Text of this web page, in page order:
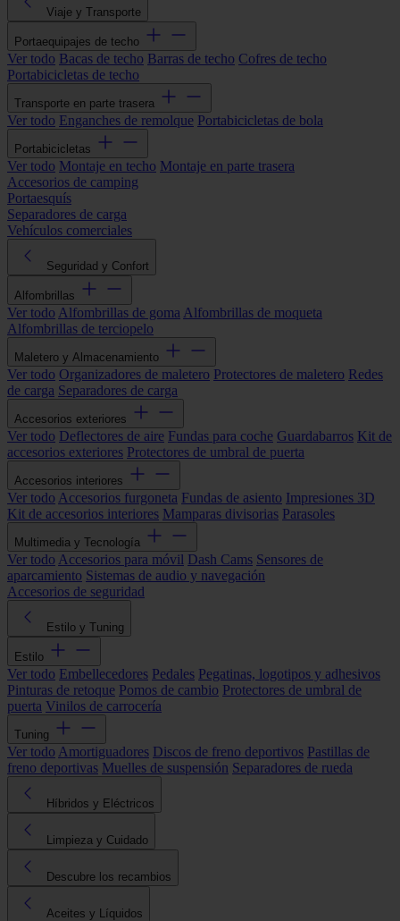
Viaje y Transporte
Portaequipajes de techo
Ver todo Bacas de techo Barras de techo Cofres de techo
Portabicicletas de techo
Transporte en parte trasera
Ver todo Enganches de remolque Portabicicletas de bola
Portabicicletas
Ver todo Montaje en techo Montaje en parte trasera
Accesorios de camping
Portaesquís
Separadores de carga
Vehículos comerciales
Seguridad y Confort
Alfombrillas
Ver todo Alfombrillas de goma Alfombrillas de moqueta
Alfombrillas de terciopelo
Maletero y Almacenamiento
Ver todo Organizadores de maletero Protectores de maletero Redes
de carga Separadores de carga
Accesorios exteriores
Ver todo Deflectores de aire Fundas para coche Guardabarros Kit de
accesorios exteriores Protectores de umbral de puerta
Accesorios interiores
Ver todo Accesorios furgoneta Fundas de asiento Impresiones 3D
Kit de accesorios interiores Mamparas divisorias Parasoles
Multimedia y Tecnología
Ver todo Accesorios para móvil Dash Cams Sensores de
aparcamiento Sistemas de audio y navegación
Accesorios de seguridad
Estilo y Tuning
Estilo
Ver todo Embellecedores Pedales Pegatinas, logotipos y adhesivos
Pinturas de retoque Pomos de cambio Protectores de umbral de
puerta Vinilos de carrocería
Tuning
Ver todo Amortiguadores Discos de freno deportivos Pastillas de
freno deportivas Muelles de suspensión Separadores de rueda
Híbridos y Eléctricos
Limpieza y Cuidado
Descubre los recambios
Aceites y Líquidos